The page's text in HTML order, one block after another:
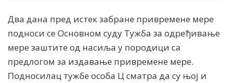
Два дана пред истек забране привремене мере
подноси се Основном суду Тужба за одређивање
мере заштите од насиља у породици са
предлогом за издавање привремене мере.
Подносилац тужбе особа Ц сматра да су њој и